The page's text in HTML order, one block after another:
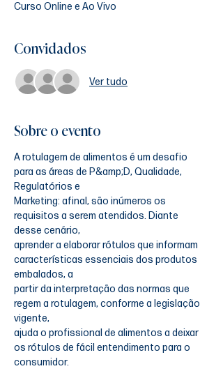
Curso Online e Ao Vivo
Convidados
Ver tudo
Sobre o evento
A rotulagem de alimentos é um desafio
para as áreas de P&amp;D, Qualidade,
Regulatórios e
Marketing: afinal, são inúmeros os
requisitos a serem atendidos. Diante
desse cenário,
aprender a elaborar rótulos que informam
características essenciais dos produtos
embalados, a
partir da interpretação das normas que
regem a rotulagem, conforme a legislação
vigente,
ajuda o profissional de alimentos a deixar
os rótulos de fácil entendimento para o
consumidor.